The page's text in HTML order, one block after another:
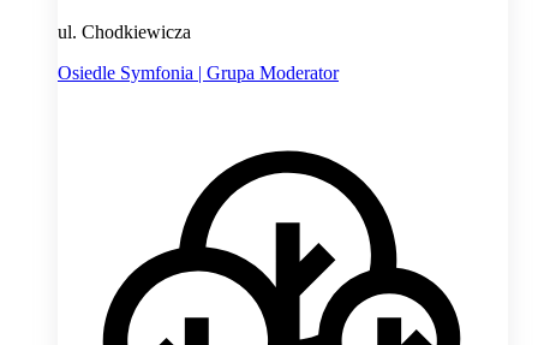
ul. Chodkiewicza
Osiedle Symfonia | Grupa Moderator